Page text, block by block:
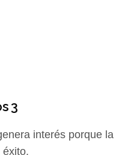
3
interés porque la
éxito.